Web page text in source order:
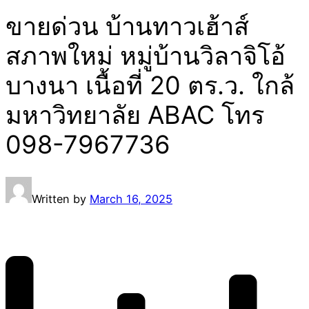
ขายด่วน บ้านทาวเฮ้าส์
สภาพใหม่ หมู่บ้านวิลาจิโอ้
บางนา เนื้อที่ 20 ตร.ว. ใกล้
มหาวิทยาลัย ABAC โทร
098-7967736
Written by March 16, 2025